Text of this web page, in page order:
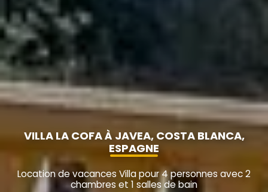
VILLA LA COFA À JAVEA, COSTA BLANCA,
ESPAGNE
Location de vacances Villa pour 4 personnes avec 2
chambres et 1 salles de bain